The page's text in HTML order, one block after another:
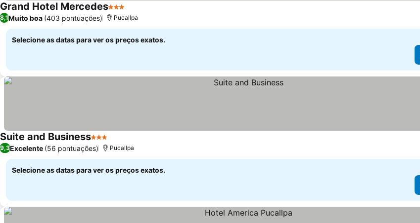
Grand Hotel Mercedes3 Estrelas
8,1Muito boa (403 pontuações) Pucallpa
Selecione as datas para ver os preços exatos.
Suite and Business3 Estrelas
9,3Excelente (56 pontuações) Pucallpa
Selecione as datas para ver os preços exatos.